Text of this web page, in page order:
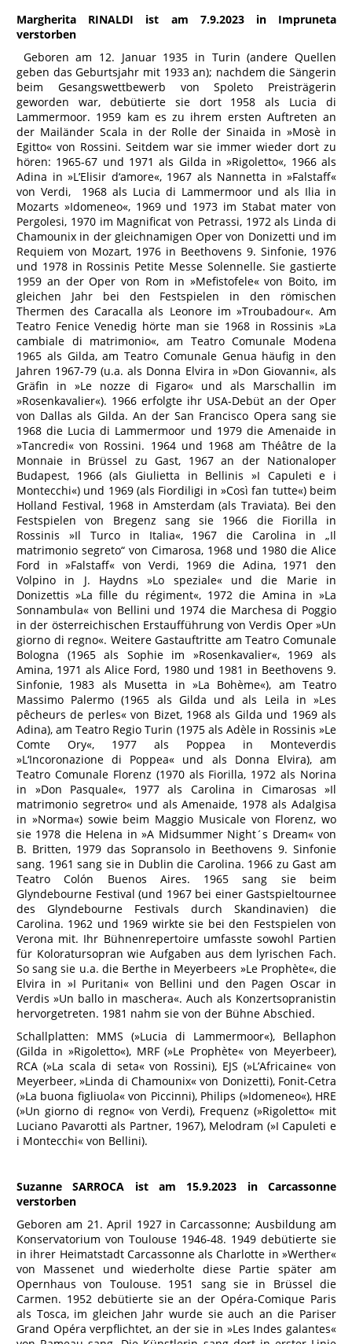
Margherita RINALDI ist am 7.9.2023 in Impruneta
verstorben
Geboren am 12. Januar 1935 in Turin (andere Quellen
geben das Geburtsjahr mit 1933 an); nachdem die Sängerin
beim Gesangswettbewerb von Spoleto Preisträgerin
geworden war, debütierte sie dort 1958 als Lucia di
Lammermoor. 1959 kam es zu ihrem ersten Auftreten an
der Mailänder Scala in der Rolle der Sinaida in »Mosè in
Egitto« von Rossini. Seitdem war sie immer wieder dort zu
hören: 1965-67 und 1971 als Gilda in »Rigoletto«, 1966 als
Adina in »L’Elisir d‘amore«, 1967 als Nannetta in »Falstaff«
von Verdi, 1968 als Lucia di Lammermoor und als Ilia in
Mozarts »Idomeneo«, 1969 und 1973 im Stabat mater von
Pergolesi, 1970 im Magnificat von Petrassi, 1972 als Linda di
Chamounix in der gleichnamigen Oper von Donizetti und im
Requiem von Mozart, 1976 in Beethovens 9. Sinfonie, 1976
und 1978 in Rossinis Petite Messe Solennelle. Sie gastierte
1959 an der Oper von Rom in »Mefistofele« von Boito, im
gleichen Jahr bei den Festspielen in den römischen
Thermen des Caracalla als Leonore im »Troubadour«. Am
Teatro Fenice Venedig hörte man sie 1968 in Rossinis »La
cambiale di matrimonio«, am Teatro Comunale Modena
1965 als Gilda, am Teatro Comunale Genua häufig in den
Jahren 1967-79 (u.a. als Donna Elvira in »Don Giovanni«, als
Gräfin in »Le nozze di Figaro« und als Marschallin im
»Rosenkavalier«). 1966 erfolgte ihr USA-Debüt an der Oper
von Dallas als Gilda. An der San Francisco Opera sang sie
1968 die Lucia di Lammermoor und 1979 die Amenaide in
»Tancredi« von Rossini. 1964 und 1968 am Théâtre de la
Monnaie in Brüssel zu Gast, 1967 an der Nationaloper
Budapest, 1966 (als Giulietta in Bellinis »I Capuleti e i
Montecchi«) und 1969 (als Fiordiligi in »Così fan tutte«) beim
Holland Festival, 1968 in Amsterdam (als Traviata). Bei den
Festspielen von Bregenz sang sie 1966 die Fiorilla in
Rossinis »Il Turco in Italia«, 1967 die Carolina in „Il
matrimonio segreto“ von Cimarosa, 1968 und 1980 die Alice
Ford in »Falstaff« von Verdi, 1969 die Adina, 1971 den
Volpino in J. Haydns »Lo speziale« und die Marie in
Donizettis »La fille du régiment«, 1972 die Amina in »La
Sonnambula« von Bellini und 1974 die Marchesa di Poggio
in der österreichischen Erstaufführung von Verdis Oper »Un
giorno di regno«. Weitere Gastauftritte am Teatro Comunale
Bologna (1965 als Sophie im »Rosenkavalier«, 1969 als
Amina, 1971 als Alice Ford, 1980 und 1981 in Beethovens 9.
Sinfonie, 1983 als Musetta in »La Bohème«), am Teatro
Massimo Palermo (1965 als Gilda und als Leila in »Les
pêcheurs de perles« von Bizet, 1968 als Gilda und 1969 als
Adina), am Teatro Regio Turin (1975 als Adèle in Rossinis »Le
Comte Ory«, 1977 als Poppea in Monteverdis
»L‘Incoronazione di Poppea« und als Donna Elvira), am
Teatro Comunale Florenz (1970 als Fiorilla, 1972 als Norina
in »Don Pasquale«, 1977 als Carolina in Cimarosas »Il
matrimonio segretro« und als Amenaide, 1978 als Adalgisa
in »Norma«) sowie beim Maggio Musicale von Florenz, wo
sie 1978 die Helena in »A Midsummer Night´s Dream« von
B. Britten, 1979 das Sopransolo in Beethovens 9. Sinfonie
sang. 1961 sang sie in Dublin die Carolina. 1966 zu Gast am
Teatro Colón Buenos Aires. 1965 sang sie beim
Glyndebourne Festival (und 1967 bei einer Gastspieltournee
des Glyndebourne Festivals durch Skandinavien) die
Carolina. 1962 und 1969 wirkte sie bei den Festspielen von
Verona mit. Ihr Bühnenrepertoire umfasste sowohl Partien
für Koloratursopran wie Aufgaben aus dem lyrischen Fach.
So sang sie u.a. die Berthe in Meyerbeers »Le Prophète«, die
Elvira in »I Puritani« von Bellini und den Pagen Oscar in
Verdis »Un ballo in maschera«. Auch als Konzertsopranistin
hervorgetreten. 1981 nahm sie von der Bühne Abschied.
Schallplatten: MMS (»Lucia di Lammermoor«), Bellaphon
(Gilda in »Rigoletto«), MRF (»Le Prophète« von Meyerbeer),
RCA (»La scala di seta« von Rossini), EJS (»L’Africaine« von
Meyerbeer, »Linda di Chamounix« von Donizetti), Fonit-Cetra
(»La buona figliuola« von Piccinni), Philips (»Idomeneo«), HRE
(»Un giorno di regno« von Verdi), Frequenz (»Rigoletto« mit
Luciano Pavarotti als Partner, 1967), Melodram (»I Capuleti e
i Montecchi« von Bellini).
Suzanne SARROCA ist am 15.9.2023 in Carcassonne
verstorben
Geboren am 21. April 1927 in Carcassonne; Ausbildung am
Konservatorium von Toulouse 1946-48. 1949 debütierte sie
in ihrer Heimatstadt Carcassonne als Charlotte in »Werther«
von Massenet und wiederholte diese Partie später am
Opernhaus von Toulouse. 1951 sang sie in Brüssel die
Carmen. 1952 debütierte sie an der Opéra-Comique Paris
als Tosca, im gleichen Jahr wurde sie auch an die Pariser
Grand Opéra verpflichtet, an der sie in »Les Indes galantes«